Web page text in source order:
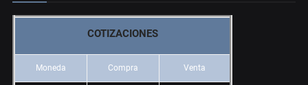
COTIZACIONES
Moneda Compra Venta